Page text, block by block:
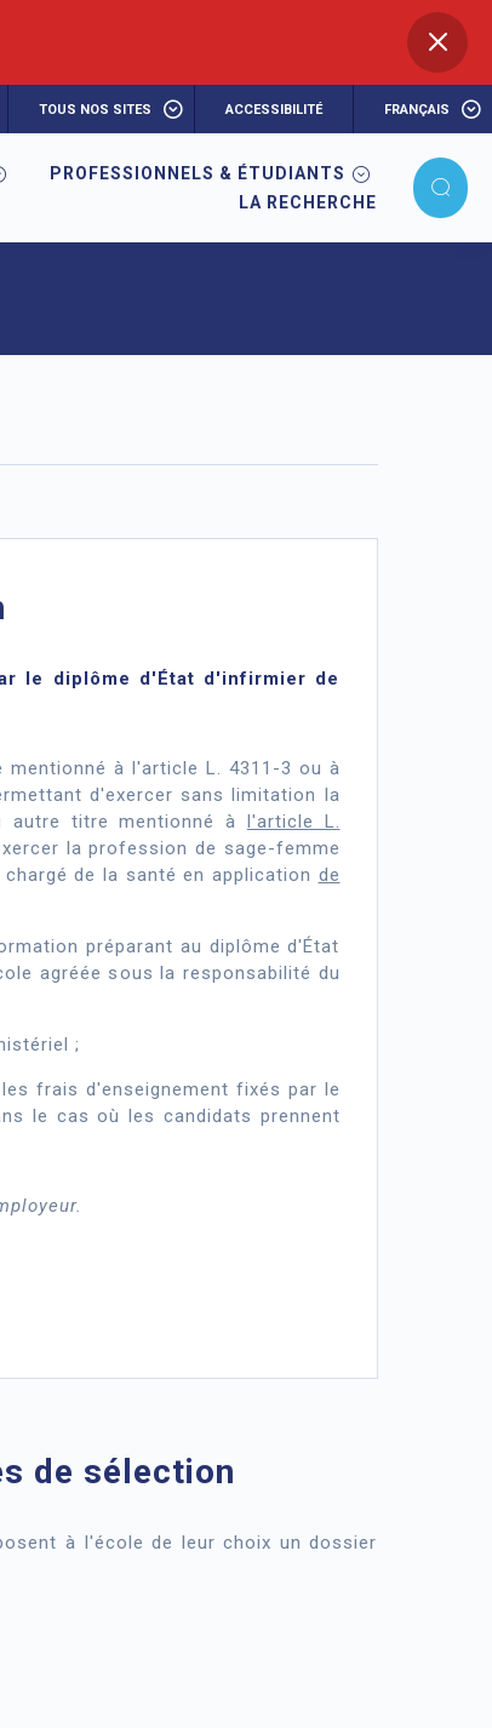
TOUS NOS SITES ACCESSIBILITÉ FRANÇAIS
PROFESSIONNELS & ÉTUDIANTS
LA RECHERCHE
le diplôme d'État d'infirmier de
à l'article L. 4311-3 ou à
d'exercer sans limitation la
autre titre mentionné à l'article L.
la profession de sage-femme
de la santé en application de
préparant au diplôme d'État
agréée sous la responsabilité du
;
frais d'enseignement fixés par le
le cas où les candidats prennent
de sélection
à l'école de leur choix un dossier